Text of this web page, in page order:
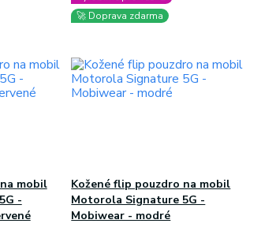
mobil
-
🚀 Doprava zdarma
Kožené flip pouzdro na mobil
Motorola Signature 5G -
Mobiwear - modré